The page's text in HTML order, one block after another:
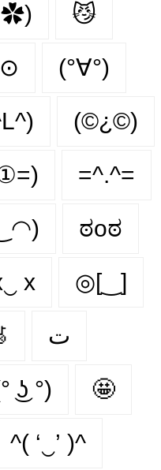
😼
(°∀°)
(©¿©)
=^.^=
ಠoಠ
х ◎[‿]
ت
͜ʖ °) 🤩
^( ‘‿’ )^